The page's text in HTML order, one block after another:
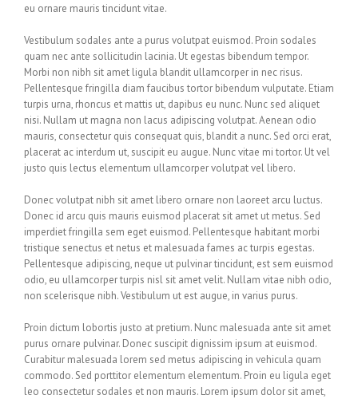
eu ornare mauris tincidunt vitae.
Vestibulum sodales ante a purus volutpat euismod. Proin sodales
quam nec ante sollicitudin lacinia. Ut egestas bibendum tempor.
Morbi non nibh sit amet ligula blandit ullamcorper in nec risus.
Pellentesque fringilla diam faucibus tortor bibendum vulputate. Etiam
turpis urna, rhoncus et mattis ut, dapibus eu nunc. Nunc sed aliquet
nisi. Nullam ut magna non lacus adipiscing volutpat. Aenean odio
mauris, consectetur quis consequat quis, blandit a nunc. Sed orci erat,
placerat ac interdum ut, suscipit eu augue. Nunc vitae mi tortor. Ut vel
justo quis lectus elementum ullamcorper volutpat vel libero.
Donec volutpat nibh sit amet libero ornare non laoreet arcu luctus.
Donec id arcu quis mauris euismod placerat sit amet ut metus. Sed
imperdiet fringilla sem eget euismod. Pellentesque habitant morbi
tristique senectus et netus et malesuada fames ac turpis egestas.
Pellentesque adipiscing, neque ut pulvinar tincidunt, est sem euismod
odio, eu ullamcorper turpis nisl sit amet velit. Nullam vitae nibh odio,
non scelerisque nibh. Vestibulum ut est augue, in varius purus.
Proin dictum lobortis justo at pretium. Nunc malesuada ante sit amet
purus ornare pulvinar. Donec suscipit dignissim ipsum at euismod.
Curabitur malesuada lorem sed metus adipiscing in vehicula quam
commodo. Sed porttitor elementum elementum. Proin eu ligula eget
leo consectetur sodales et non mauris. Lorem ipsum dolor sit amet,